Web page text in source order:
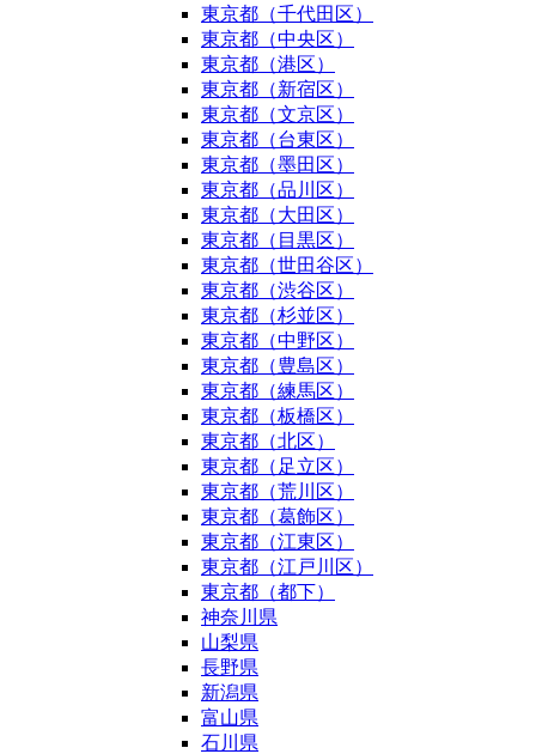
東京都（千代田区）
東京都（中央区）
東京都（港区）
東京都（新宿区）
東京都（文京区）
東京都（台東区）
東京都（墨田区）
東京都（品川区）
東京都（大田区）
東京都（目黒区）
東京都（世田谷区）
東京都（渋谷区）
東京都（杉並区）
東京都（中野区）
東京都（豊島区）
東京都（練馬区）
東京都（板橋区）
東京都（北区）
東京都（足立区）
東京都（荒川区）
東京都（葛飾区）
東京都（江東区）
東京都（江戸川区）
東京都（都下）
神奈川県
山梨県
長野県
新潟県
富山県
石川県